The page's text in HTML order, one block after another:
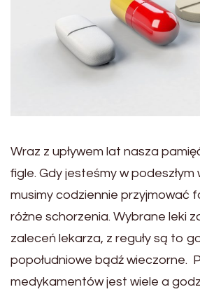
Wraz z upływem lat nasza
figle. Gdy jesteśmy w podeszłym
musimy codziennie przyjmować
różne schorzenia. Wybrane leki
zaleceń lekarza, z reguły są to
popołudniowe bądź wieczorne.
medykamentów jest wiele a